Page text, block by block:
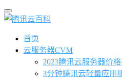
首页
云服务器CVM
2023腾讯云服务器价
3分钟腾讯云轻量应用